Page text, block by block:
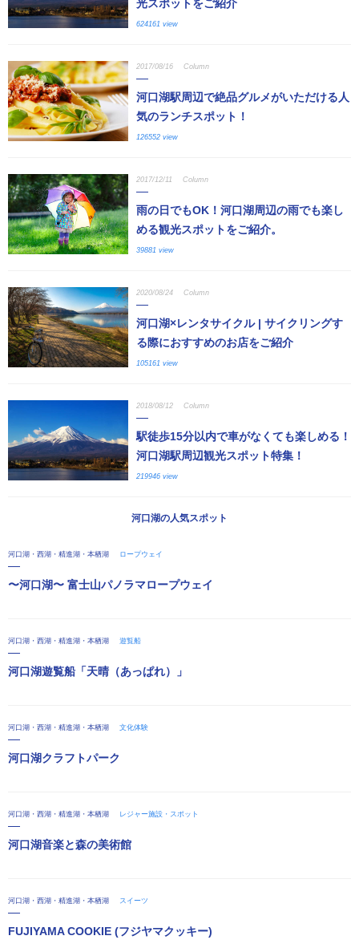
光スポットをご紹介
624161 view
2017/08/16 Column
河口湖駅周辺で絶品グルメがいただける人
気のランチスポット！
126552 view
2017/12/11 Column
雨の日でもOK！河口湖周辺の雨でも楽し
める観光スポットをご紹介。
39881 view
2020/08/24 Column
河口湖×レンタサイクル | サイクリングす
る際におすすめのお店をご紹介
105161 view
2018/08/12 Column
駅徒歩15分以内で車がなくても楽しめる！
河口湖駅周辺観光スポット特集！
219946 view
河口湖の人気スポット
河口湖・西湖・精進湖・本栖湖 ロープウェイ
〜河口湖〜 富士山パノラマロープウェイ
河口湖・西湖・精進湖・本栖湖 遊覧船
河口湖遊覧船「天晴（あっぱれ）」
河口湖・西湖・精進湖・本栖湖 文化体験
河口湖クラフトパーク
河口湖・西湖・精進湖・本栖湖 レジャー施設・スポット
河口湖音楽と森の美術館
河口湖・西湖・精進湖・本栖湖 スイーツ
FUJIYAMA COOKIE (フジヤマクッキー)